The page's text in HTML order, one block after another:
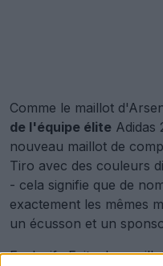
Comme le maillot
de l'équipe élite Adidas
nouveau maillot de
Tiro avec des couleurs
- cela signifie que de
exactement les mêmes
un écusson et un
Exclusif : Fuite des